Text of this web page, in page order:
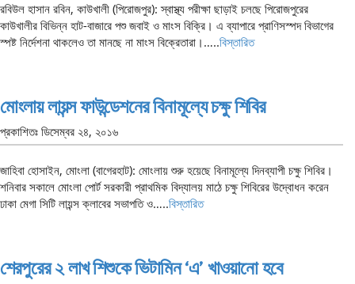
রবিউল হাসান রবিন, কাউখালী (পিরোজপুর): স্বাস্থ্য পরীক্ষা ছাড়াই চলছে পিরোজপুরের
কাউখালীর বিভিন্ন হাট-বাজারে পশু জবাই ও মাংস বিক্রি। এ ব্যাপারে প্রাণিসস্পদ বিভাগের
স্পষ্ট নির্দেশনা থাকলেও তা মানছে না মাংস বিক্রেতারা।…..বিস্তারিত
মোংলায় লায়ন্স ফাউন্ডেশনের বিনামূল্যে চক্ষু শিবির
প্রকাশিতঃ ডিসেম্বর ২৪, ২০১৬
জাহিবা হোসাইন, মোংলা (বাগেরহাট): মোংলায় শুরু হয়েছে বিনামূল্যে দিনব্যাপী চক্ষু শিবির।
শনিবার সকালে মোংলা পোর্ট সরকারী প্রাথমিক বিদ্যালয় মাঠে চক্ষু শিবিরের উদ্বোধন করেন
ঢাকা মেগা সিটি লায়ন্স ক্লাবের সভাপতি ও…..বিস্তারিত
শেরপুরের ২ লাখ শিশুকে ভিটামিন ‘এ’ খাওয়ানো হবে